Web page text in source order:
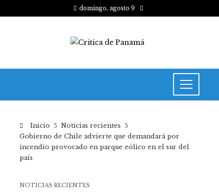
domingo, agosto 9
Inicio
Noticias recientes
Gobierno de Chile advierte que demandará por
incendio provocado en parque eólico en el sur del
país
NOTICIAS RECIENTES